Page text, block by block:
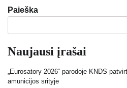
Paieška
Naujausi įrašai
„Eurosatory 2026“ parodoje KNDS
amunicijos srityje